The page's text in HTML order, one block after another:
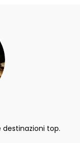
destinazioni top.